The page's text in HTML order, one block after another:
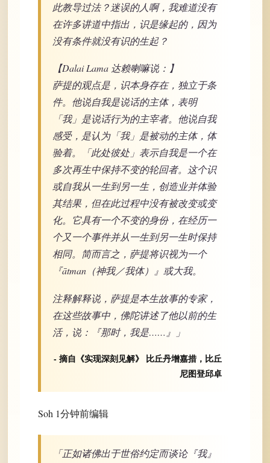
此教导过法？迷误的人啊，我难道没有
在许多讲道中指出，识是缘起的，因为
没有条件就没有识的生起？
【Dalai Lama 达赖喇嘛说：】
萨提的观点是，识本身存在，独立于条
件。他说自我是说话的主体，表明
「我」是说话行为的主宰者。他说自我
感受，是认为「我」是被动的主体，体
验着。「此处彼处」表示自我是一个在
多次再生中保持不变的轮回者。这个识
或自我从一生到另一生，创造业并体验
其结果，但在此过程中没有被改变或变
化。它具有一个不变的身份，在经历一
个又一个事件并从一生到另一生时保持
相同。简而言之，萨提将识视为一个
『ātman（神我／我体）』或大我。
注释解释说，萨提是本生故事的专家，
在这些故事中，佛陀讲述了他以前的生
活，说：『那时，我是……』」
- 摘自《实现深刻见解》 比丘丹增嘉措，比丘
尼图登邱卓
Soh 1分钟前编辑
「正如诸佛出于世俗约定而谈论『我』